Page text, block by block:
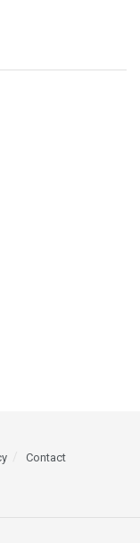
Contact